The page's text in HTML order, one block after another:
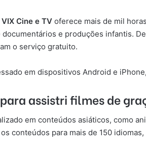
VIX Cine e TV oferece mais de mil
e produções infantis.
o serviço gratuito.
em dispositivos Android e
assistri filmes de
em conteúdos asiáticos, como
conteúdos para mais de 150